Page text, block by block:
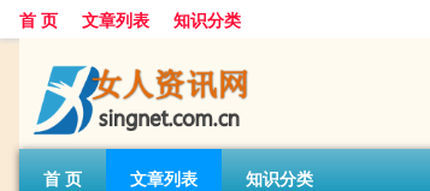
首 页 文章列表 知识分类
首 页 文章列表 知识分类